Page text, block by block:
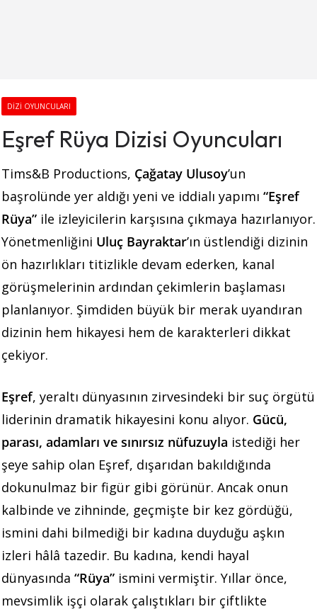
DIZI OYUNCULARI
Eşref Rüya Dizisi Oyuncuları
Tims&B Productions, Çağatay Ulusoy’un
başrolünde yer aldığı yeni ve iddialı yapımı “Eşref
Rüya” ile izleyicilerin karşısına çıkmaya hazırlanıyor.
Yönetmenliğini Uluç Bayraktar’ın üstlendiği dizinin
ön hazırlıkları titizlikle devam ederken, kanal
görüşmelerinin ardından çekimlerin başlaması
planlanıyor. Şimdiden büyük bir merak uyandıran
dizinin hem hikayesi hem de karakterleri dikkat
çekiyor.
Eşref, yeraltı dünyasının zirvesindeki bir suç örgütü
liderinin dramatik hikayesini konu alıyor. Gücü,
parası, adamları ve sınırsız nüfuzuyla istediği her
şeye sahip olan Eşref, dışarıdan bakıldığında
dokunulmaz bir figür gibi görünür. Ancak onun
kalbinde ve zihninde, geçmişte bir kez gördüğü,
ismini dahi bilmediği bir kadına duyduğu aşkın
izleri hâlâ tazedir. Bu kadına, kendi hayal
dünyasında “Rüya” ismini vermiştir. Yıllar önce,
mevsimlik işçi olarak çalıştıkları bir çiftlikte